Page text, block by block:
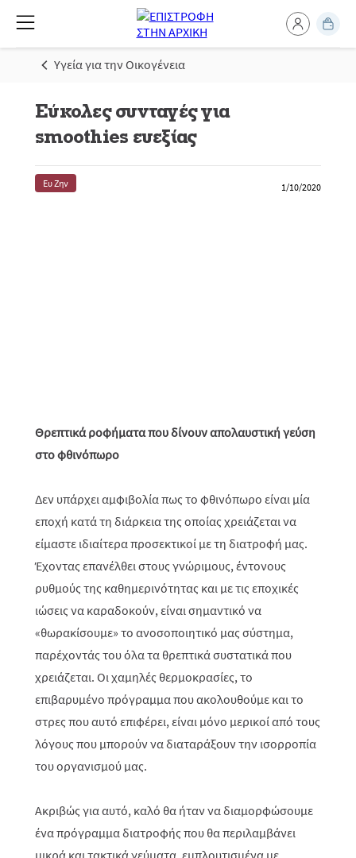
Υγεία για την Οικογένεια
Εύκολες συνταγές για
smoothies ευεξίας
Ευ Ζην 1/10/2020
Θρεπτικά ροφήματα που δίνουν απολαυστική γεύση
στο φθινόπωρο
Δεν υπάρχει αμφιβολία πως το φθινόπωρο είναι μία
εποχή κατά τη διάρκεια της οποίας χρειάζεται να
είμαστε ιδιαίτερα προσεκτικοί με τη διατροφή μας.
Έχοντας επανέλθει στους γνώριμους, έντονους
ρυθμούς της καθημερινότητας και με τις εποχικές
ιώσεις να καραδοκούν, είναι σημαντικό να
«θωρακίσουμε» το ανοσοποιητικό μας σύστημα,
παρέχοντάς του όλα τα θρεπτικά συστατικά που
χρειάζεται. Οι χαμηλές θερμοκρασίες, το
επιβαρυμένο πρόγραμμα που ακολουθούμε και το
στρες που αυτό επιφέρει, είναι μόνο μερικοί από τους
λόγους που μπορούν να διαταράξουν την ισορροπία
του οργανισμού μας.
Ακριβώς για αυτό, καλό θα ήταν να διαμορφώσουμε
ένα πρόγραμμα διατροφής που θα περιλαμβάνει
μικρά και τακτικά γεύματα, εμπλουτισμένα με